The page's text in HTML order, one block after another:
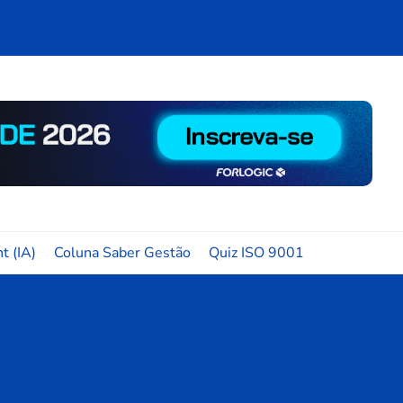
(IA) Coluna Saber Gestão Quiz ISO 9001